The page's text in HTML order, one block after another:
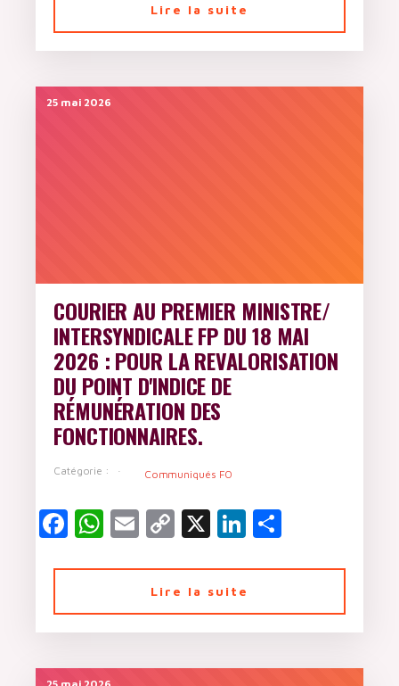
Lire la suite
25 mai 2026
COURIER AU PREMIER MINISTRE/
INTERSYNDICALE FP DU 18 MAI
2026 : POUR LA REVALORISATION
DU POINT D'INDICE DE
RÉMUNÉRATION DES
FONCTIONNAIRES.
Catégorie : Communiqués FO
Facebook
WhatsApp
EmailCopy
X LinkedIn
Lire la suite